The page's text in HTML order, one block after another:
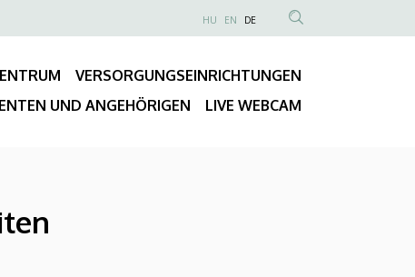
Anonim
fiók
menüje
NYELVVÁLASZTÓ
HU EN DE
TARTALOM
KERESÉSE
VERSORGUNGSEINRICHTUNGEN
UND ANGEHÖRIGEN
LIVE WEBCAM